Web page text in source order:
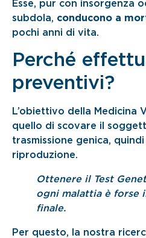
Esse, pur con insorgenza
subdola, conducono a
pochi anni di vita.
Perché
preventivi?
L’obiettivo della Medicina
quello di scovare il
trasmissione genica,
riproduzione.
Ottenere il Test
ogni malattia è forse
finale.
Per questo, la nostra